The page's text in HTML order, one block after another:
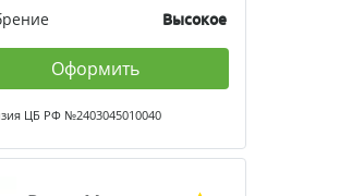
Высокое
Оформить
ЦБ РФ №2403045010040